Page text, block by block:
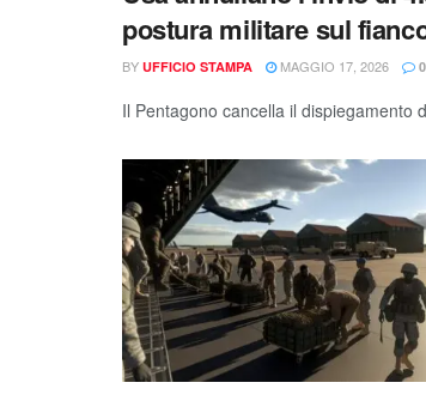
postura militare sul
BY UFFICIO STAMPA MAGGIO 17, 2026 0
Il Pentagono cancella il dispiegamento